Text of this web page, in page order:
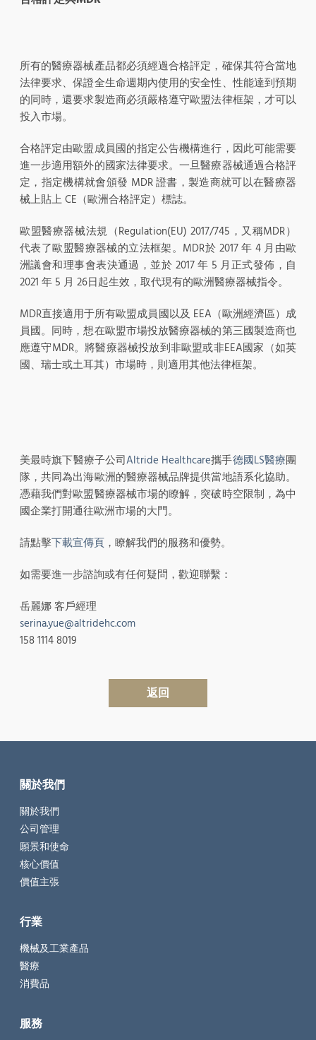
所有的醫療器械產品都必須經過合格評定，確保其符合當地
法律要求、保證全生命週期內使用的安全性、性能達到預期
的同時，還要求製造商必須嚴格遵守歐盟法律框架，才可以
投入市場。
合格評定由歐盟成員國的指定公告機構進行，因此可能需要
進一步適用額外的國家法律要求。一旦醫療器械通過合格評
定，指定機構就會頒發 MDR 證書，製造商就可以在醫療器
械上貼上 CE（歐洲合格評定）標誌。
歐盟醫療器械法規（Regulation(EU) 2017/745，又稱MDR）
代表了歐盟醫療器械的立法框架。MDR於 2017 年 4 月由歐
洲議會和理事會表決通過，並於 2017 年 5 月正式發佈，自
2021 年 5 月 26日起生效，取代現有的歐洲醫療器械指令。
MDR直接適用于所有歐盟成員國以及 EEA（歐洲經濟區）成
員國。同時，想在歐盟市場投放醫療器械的第三國製造商也
應遵守MDR。將醫療器械投放到非歐盟或非EEA國家（如英
國、瑞士或土耳其）市場時，則適用其他法律框架。
美最時旗下醫療子公司Altride Healthcare攜手德國LS醫療團
隊，共同為出海歐洲的醫療器械品牌提供當地語系化協助。
憑藉我們對歐盟醫療器械市場的瞭解，突破時空限制，為中
國企業打開通往歐洲市場的大門。
請點擊下載宣傳頁 ，瞭解我們的服務和優勢。
如需要進一步諮詢或有任何疑問，歡迎聯繫：
岳麗娜 客戶經理
serina.yue@altridehc.com
158 1114 8019
返回
關於我們
關於我們
公司管理
願景和使命
核心價值
價值主張
行業
機械及工業產品
醫療
消費品
服務